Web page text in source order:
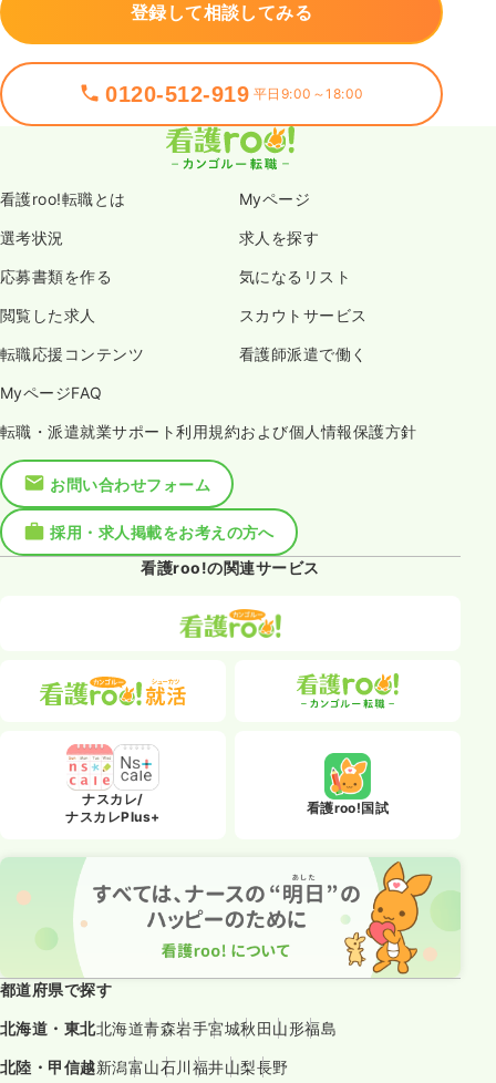
登録して相談してみる
0120-512-919 平日9:00～18:00
看護roo!転職とは Myページ
選考状況 求人を探す
応募書類を作る 気になるリスト
閲覧した求人 スカウトサービス
転職応援コンテンツ 看護師派遣で働く
MyページFAQ
転職・派遣就業サポート利用規約および個人情報保護方針
お問い合わせフォーム
採用・求人掲載をお考えの方へ
看護roo!の関連サービス
ナスカレ/
ナスカレPlus+
看護roo!国試
都道府県で探す
北海道・東北北海道青森岩手宮城秋田山形福島
北陸・甲信越新潟富山石川福井山梨長野